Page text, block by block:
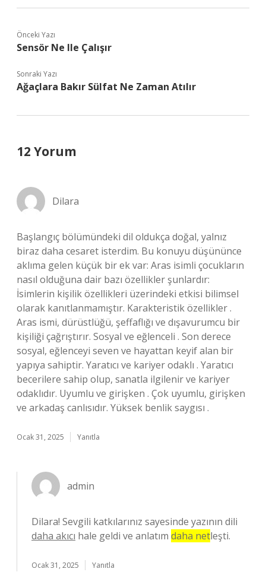
Önceki Yazı
Sensör Ne Ile Çalışır
Sonraki Yazı
Ağaçlara Bakır Sülfat Ne Zaman Atılır
12 Yorum
Dilara
Başlangıç bölümündeki dil oldukça doğal, yalnız
biraz daha cesaret isterdim. Bu konuyu düşününce
aklıma gelen küçük bir ek var: Aras isimli çocukların
nasıl olduğuna dair bazı özellikler şunlardır:
İsimlerin kişilik özellikleri üzerindeki etkisi bilimsel
olarak kanıtlanmamıştır. Karakteristik özellikler .
Aras ismi, dürüstlüğü, şeffaflığı ve dışavurumcu bir
kişiliği çağrıştırır. Sosyal ve eğlenceli . Son derece
sosyal, eğlenceyi seven ve hayattan keyif alan bir
yapıya sahiptir. Yaratıcı ve kariyer odaklı . Yaratıcı
becerilere sahip olup, sanatla ilgilenir ve kariyer
odaklıdır. Uyumlu ve girişken . Çok uyumlu, girişken
ve arkadaş canlısıdır. Yüksek benlik saygısı .
Ocak 31, 2025 Yanıtla
admin
Dilara! Sevgili katkılarınız sayesinde yazının dili
daha akıcı hale geldi ve anlatım daha netleşti.
Ocak 31, 2025 Yanıtla